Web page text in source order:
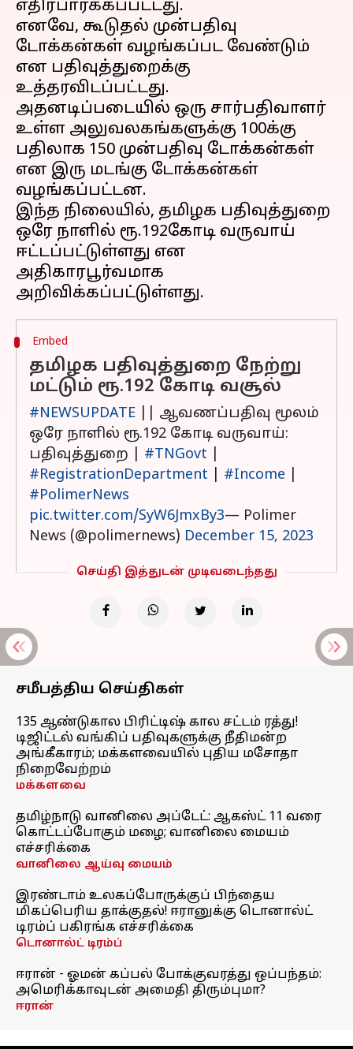
எதிர்பார்க்கப்பட்டது.
எனவே, கூடுதல் முன்பதிவு
டோக்கன்கள் வழங்கப்பட வேண்டும்
என பதிவுத்துறைக்கு
உத்தரவிடப்பட்டது.
அதனடிப்படையில் ஒரு சார்பதிவாளர்
உள்ள அலுவலகங்களுக்கு 100க்கு
பதிலாக 150 முன்பதிவு டோக்கன்கள்
என இரு மடங்கு டோக்கன்கள்
வழங்கப்பட்டன.
இந்த நிலையில், தமிழக பதிவுத்துறை
ஒரே நாளில் ரூ.192கோடி வருவாய்
ஈட்டப்பட்டுள்ளது என
அதிகாரபூர்வமாக
Embed
தமிழக பதிவுத்துறை நேற்று
மட்டும் ரூ.192 கோடி வசூல்
#NEWSUPDATE || ஆவணப்பதிவு மூலம்
ஒரே நாளில் ரூ.192 கோடி வருவாய்:
பதிவுத்துறை | #TNGovt
#RegistrationDepartment
#Income
#PolimerNews
pic.twitter.com/SyW6JmxBy3— Polimer
News (@polimernews) December 15, 2023
செய்தி இத்துடன் முடிவடைந்தது
சமீபத்திய செய்திகள்
135 ஆண்டுகால பிரிட்டிஷ் கால சட்டம் ரத்து!
டிஜிட்டல் வங்கிப் பதிவுகளுக்கு நீதிமன்ற
அங்கீகாரம்; மக்களவையில் புதிய மசோதா
நிறைவேற்றம்
மக்களவை
தமிழ்நாடு வானிலை அப்டேட்: ஆகஸ்ட் 11 வரை
கொட்டப்போகும் மழை; வானிலை மையம்
எச்சரிக்கை
வானிலை ஆய்வு மையம்
இரண்டாம் உலகப்போருக்குப் பிந்தைய
மிகப்பெரிய தாக்குதல்! ஈரானுக்கு டொனால்ட்
டிரம்ப் பகிரங்க எச்சரிக்கை
டொனால்ட் டிரம்ப்
ஈரான் - ஓமன் கப்பல் போக்குவரத்து ஒப்பந்தம்:
அமெரிக்காவுடன் அமைதி திரும்புமா?
ஈரான்